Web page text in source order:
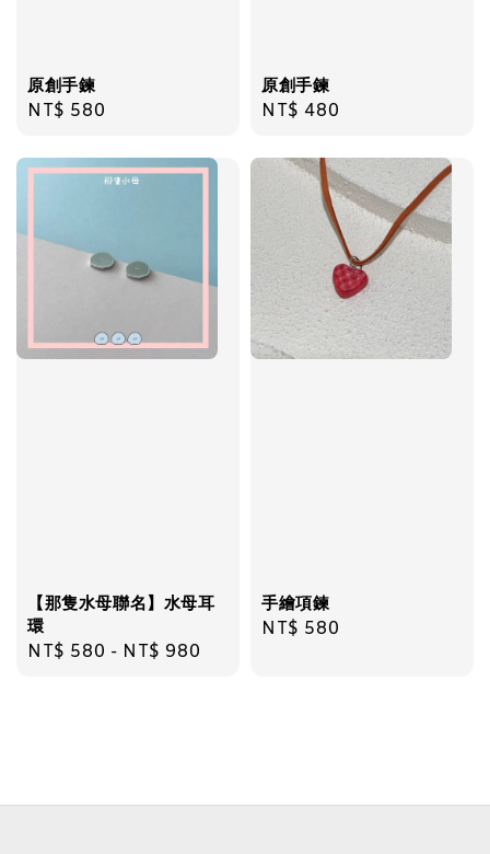
原創手鍊
Regular
NT$ 580
原創手鍊
Regular
NT$ 480
【那隻水母聯名】水母耳
環
Regular
NT$ 580 - NT$ 980
手繪項鍊
Regular
NT$ 580